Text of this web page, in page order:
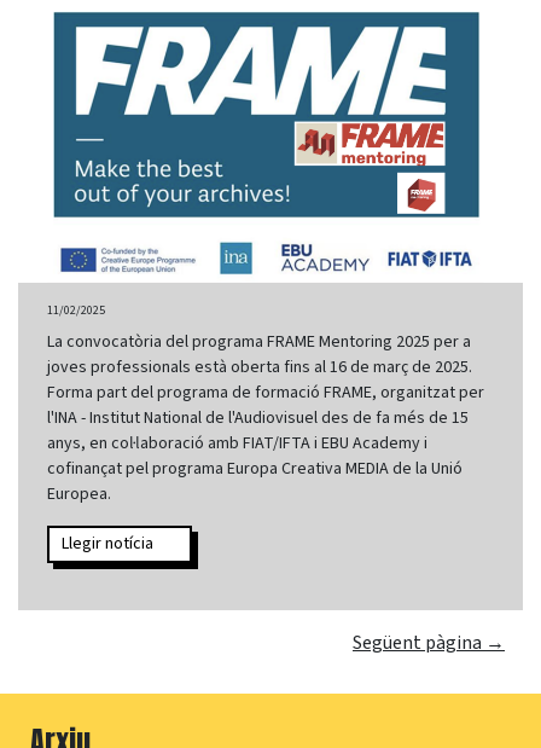
11/02/2025
La convocatòria del programa FRAME Mentoring 2025 per a
joves professionals està oberta fins al 16 de març de 2025.
Forma part del programa de formació FRAME, organitzat per
l'INA - Institut National de l'Audiovisuel des de fa més de 15
anys, en col·laboració amb FIAT/IFTA i EBU Academy i
cofinançat pel programa Europa Creativa MEDIA de la Unió
Europea.
Llegir notícia
Següent pàgina →